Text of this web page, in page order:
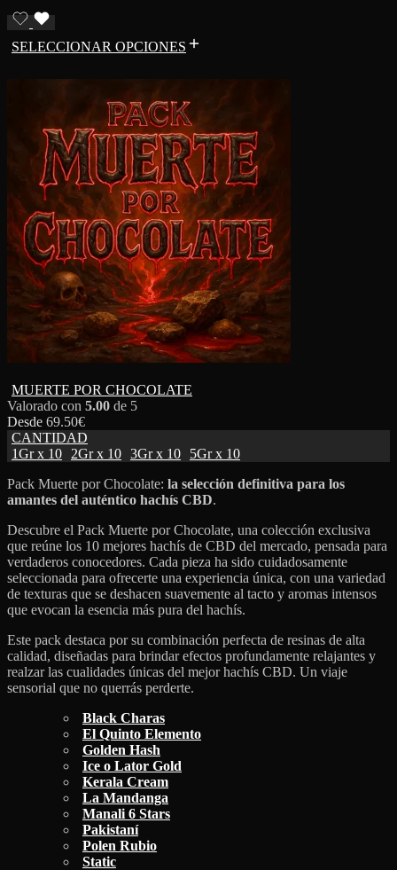
SELECCIONAR OPCIONES
MUERTE POR CHOCOLATE
Valorado con 5.00 de 5
Desde 69.50€
CANTIDAD
1Gr x 10
2Gr x 10 3Gr x 10
5Gr x 10
Pack Muerte por Chocolate: la selección definitiva para los
amantes del auténtico hachís CBD.
Descubre el Pack Muerte por Chocolate, una colección exclusiva
que reúne los 10 mejores hachís de CBD del mercado, pensada para
verdaderos conocedores. Cada pieza ha sido cuidadosamente
seleccionada para ofrecerte una experiencia única, con una variedad
de texturas que se deshacen suavemente al tacto y aromas intensos
que evocan la esencia más pura del hachís.
Este pack destaca por su combinación perfecta de resinas de alta
calidad, diseñadas para brindar efectos profundamente relajantes y
realzar las cualidades únicas del mejor hachís CBD. Un viaje
sensorial que no querrás perderte.
Black Charas
El Quinto Elemento
Golden Hash
Ice o Lator Gold
Kerala Cream
La Mandanga
Manali 6 Stars
Pakistaní
Polen Rubio
Static